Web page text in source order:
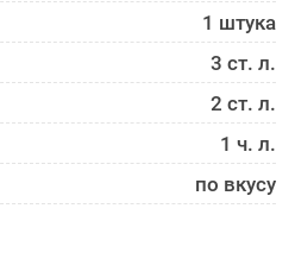
1 штука
3 ст. л.
2 ст. л.
1 ч. л.
по вкусу